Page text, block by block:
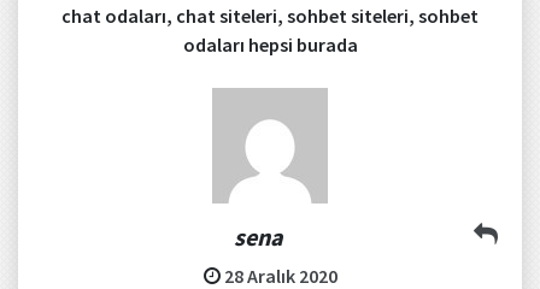
chat odaları, chat siteleri, sohbet siteleri, sohbet
odaları hepsi burada
sena
28 Aralık 2020